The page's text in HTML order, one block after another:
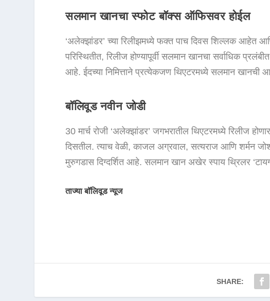
सलमान खानचा स्फोट बॉक्स ऑफिसवर होईल
‘अलेक्झांडर’ च्या रिलीझमध्ये फक्त पाच दिवस शिल्लक आहेत
परिस्थितीत, रिलीज होण्यापूर्वी सलमान खानचा सर्वाधिक
आहे. ईदच्या निमित्ताने प्रत्येकजण थिएटरमध्ये सलमान खानची
बॉलिवूड नवीन जोडी
30 मार्च रोजी ‘अलेक्झांडर’ जगभरातील थिएटरमध्ये रिलीज
दिसतील. त्याच वेळी, काजल अग्रवाल, सत्यराज आणि शर्मन
मुरुगडास दिग्दर्शित आहे. सलमान खान अखेर स्पाय थ्रिलर
ताज्या बॉलिवूड न्यूज
SHARE: